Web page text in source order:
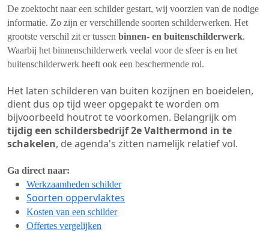
De zoektocht naar een schilder gestart, wij voorzien van de nodige
informatie. Zo zijn er verschillende soorten schilderwerken. Het
grootste verschil zit er tussen binnen- en buitenschilderwerk.
Waarbij het binnenschilderwerk veelal voor de sfeer is en het
buitenschilderwerk heeft ook een beschermende rol.
Het laten schilderen van buiten kozijnen en boeidelen,
dient dus op tijd weer opgepakt te worden om
bijvoorbeeld houtrot te voorkomen. Belangrijk om
tijdig een schildersbedrijf 2e Valthermond in te
schakelen, de agenda's zitten namelijk relatief vol.
Ga direct naar:
Werkzaamheden schilder
Soorten oppervlaktes
Kosten van een schilder
Offertes vergelijken